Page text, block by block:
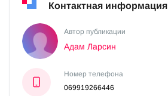
Контактная информация
Автор публикации
Адам Ларсин
Номер телефона
069919266446